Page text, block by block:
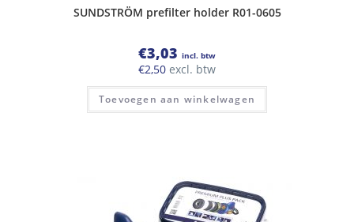
SUNDSTRÖM prefilter holder R01-0605
€3,03 incl. btw
€2,50 excl. btw
Toevoegen aan winkelwagen